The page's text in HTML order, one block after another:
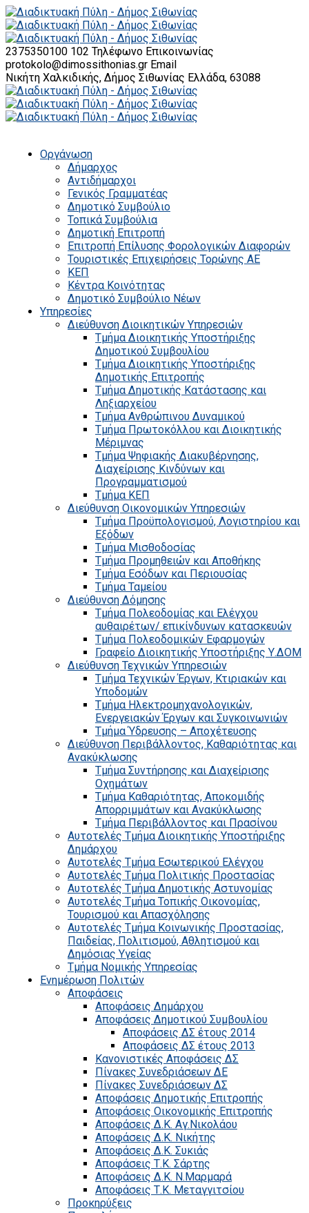
2375350100 102 Τηλέφωνο Επικοινωνίας
protokolo@dimossithonias.gr Email
Νικήτη Χαλκιδικής, Δήμος Σιθωνίας Ελλάδα, 63088
Οργάνωση
Δήμαρχος
Αντιδήμαρχοι
Γενικός Γραμματέας
Δημοτικό Συμβούλιο
Τοπικά Συμβούλια
Δημοτική Επιτροπή
Επιτροπή Επίλυσης Φορολογικών Διαφορών
Τουριστικές Επιχειρήσεις Τορώνης ΑΕ
ΚΕΠ
Κέντρα Κοινότητας
Δημοτικό Συμβούλιο Νέων
Υπηρεσίες
Διεύθυνση Διοικητικών Υπηρεσιών
Τμήμα Διοικητικής Υποστήριξης
Δημοτικού Συμβουλίου
Τμήμα Διοικητικής Υποστήριξης
Δημοτικής Επιτροπής
Τμήμα Δημοτικής Κατάστασης και
Ληξιαρχείου
Τμήμα Ανθρώπινου Δυναμικού
Τμήμα Πρωτοκόλλου και Διοικητικής
Μέριμνας
Τμήμα Ψηφιακής Διακυβέρνησης,
Διαχείρισης Κινδύνων και
Προγραμματισμού
Τμήμα ΚΕΠ
Διεύθυνση Οικονομικών Υπηρεσιών
Τμήμα Προϋπολογισμού, Λογιστηρίου και
Εξόδων
Τμήμα Μισθοδοσίας
Τμήμα Προμηθειών και Αποθήκης
Τμήμα Εσόδων και Περιουσίας
Τμήμα Ταμείου
Διεύθυνση Δόμησης
Τμήμα Πολεοδομίας και Ελέγχου
αυθαιρέτων/ επικίνδυνων κατασκευών
Τμήμα Πολεοδομικών Εφαρμογών
Γραφείο Διοικητικής Υποστήριξης Υ.ΔΟΜ
Διεύθυνση Τεχνικών Υπηρεσιών
Τμήμα Τεχνικών Έργων, Κτιριακών και
Υποδομών
Τμήμα Ηλεκτρομηχανολογικών,
Ενεργειακών Έργων και Συγκοινωνιών
Τμήμα Ύδρευσης – Αποχέτευσης
Διεύθυνση Περιβάλλοντος, Καθαριότητας και
Ανακύκλωσης
Τμήμα Συντήρησης και Διαχείρισης
Οχημάτων
Τμήμα Καθαριότητας, Αποκομιδής
Απορριμμάτων και Ανακύκλωσης
Τμήμα Περιβάλλοντος και Πρασίνου
Αυτοτελές Τμήμα Διοικητικής Υποστήριξης
Δημάρχου
Αυτοτελές Τμήμα Εσωτερικού Ελέγχου
Αυτοτελές Τμήμα Πολιτικής Προστασίας
Αυτοτελές Τμήμα Δημοτικής Αστυνομίας
Αυτοτελές Τμήμα Τοπικής Οικονομίας,
Τουρισμού και Απασχόλησης
Αυτοτελές Τμήμα Κοινωνικής Προστασίας,
Παιδείας, Πολιτισμού, Αθλητισμού και
Δημόσιας Υγείας
Τμήμα Νομικής Υπηρεσίας
Ενημέρωση Πολιτών
Αποφάσεις
Αποφάσεις Δημάρχου
Αποφάσεις Δημοτικού Συμβουλίου
Αποφάσεις ΔΣ έτους 2014
Αποφάσεις ΔΣ έτους 2013
Κανονιστικές Αποφάσεις ΔΣ
Πίνακες Συνεδριάσεων ΔΕ
Πίνακες Συνεδριάσεων ΔΣ
Αποφάσεις Δημοτικής Επιτροπής
Αποφάσεις Οικονομικής Επιτροπής
Αποφάσεις Δ.Κ. Αγ.Νικολάου
Αποφάσεις Δ.Κ. Νικήτης
Αποφάσεις Δ.Κ. Συκιάς
Αποφάσεις Τ.Κ. Σάρτης
Αποφάσεις Δ.Κ. Ν.Μαρμαρά
Αποφάσεις Τ.Κ. Μεταγγιτσίου
Προκηρύξεις